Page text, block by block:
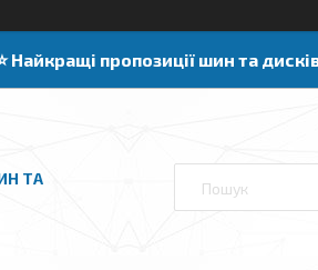
Найкращі пропозиції шин та
ТА